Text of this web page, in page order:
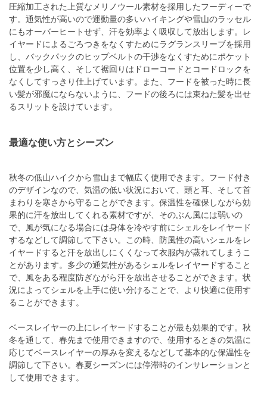
圧縮加工された上質なメリノウール素材を採用したフーディーで
す。通気性が高いので運動量の多いハイキングや雪山のラッセル
にもオーバーヒートせず、汗を効率よく吸収して放出します。レ
イヤードによるごろつきをなくすためにラグランスリーブを採用
し、バックパックのヒップベルトの干渉をなくすためにポケット
位置を少し高く、そして裾回りはドローコードとコードロックを
なくしてすっきり仕上げています。また、フードを被った時に長
い髪が邪魔にならないように、フードの後ろには束ねた髪を出せ
るスリットを設けています。
最適な使い方とシーズン
秋冬の低山ハイクから雪山まで幅広く使用できます。フード付き
のデザインなので、気温の低い状況において、頭と耳、そして首
まわりを寒さから守ることができます。保温性を確保しながら効
果的に汗を放出してくれる素材ですが、そのぶん風には弱いの
で、風が気になる場合には身体を冷やす前にシェルをレイヤード
するなどして調節して下さい。この時、防風性の高いシェルをレ
イヤードすると汗を放出しにくくなって衣服内が蒸れてしまうこ
とがあります。多少の通気性があるシェルをレイヤードすること
で、風をある程度防ぎながら汗を放出させることができます。状
況によってシェルを上手に使い分けることで、より快適に使用す
ることができます。
ベースレイヤーの上にレイヤードすることが最も効果的です。秋
冬を通して、春先まで使用できますので、使用するときの気温に
応じてベースレイヤーの厚みを変えるなどして基本的な保温性を
調節して下さい。春夏シーズンには停滞時のインサレーションと
して使用できます。